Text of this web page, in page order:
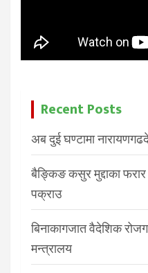
Recent Posts
अब दुई घण्टामा
बैङ्किङ कसुर मुद्दाका फरार
पक्राउ
बिनाकागजात वैदेशिक
मन्त्रालय